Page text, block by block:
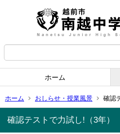
ホーム
ホーム おしらせ・授業風景 確認
確認テストで力試し!（3年）